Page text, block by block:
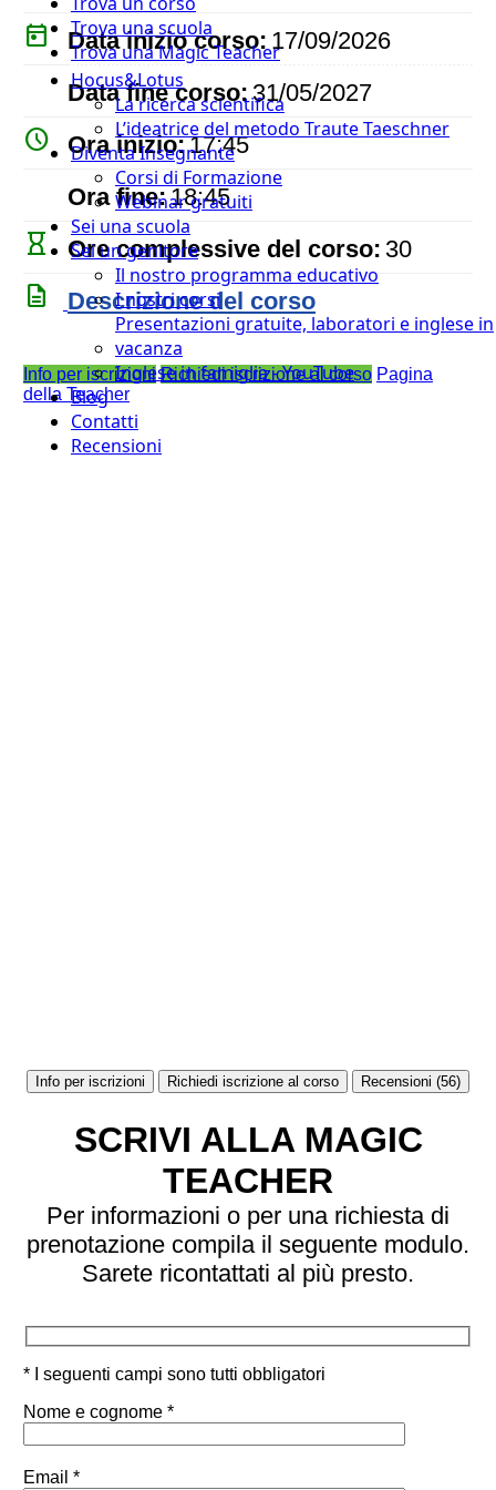
Trova una scuola
Trova una Magic Teacher
Hocus&Lotus
La ricerca scientifica
L’ideatrice del metodo Traute Taeschner
Diventa Insegnante
Corsi di Formazione
Webinar gratuiti
Sei una scuola
Sei un genitore
Il nostro programma educativo
I nostri corsi
Presentazioni gratuite, laboratori e inglese in
vacanza
Inglese in famiglia - YouTube
Blog
Contatti
Recensioni
today Data inizio corso: 17/09/2026
event Data fine corso:31/05/2027
watch_later Ora inizio:17:45
Ora fine:18:45
hourglass_empty Ore complessive del corso: 30
description Descrizione del corso
Info per iscrizioni Richiedi iscrizione al corso Pagina
della Teacher
Info per iscrizioni Richiedi iscrizione al corso Recensioni (56)
SCRIVI ALLA MAGIC
TEACHER
Per informazioni o per una richiesta di
prenotazione compila il seguente modulo.
Sarete ricontattati al più presto.
* I seguenti campi sono tutti obbligatori
Nome e cognome *
Email *